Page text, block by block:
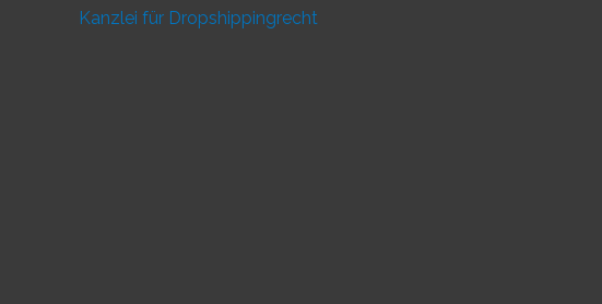
Kanzlei für Dropshippingrecht